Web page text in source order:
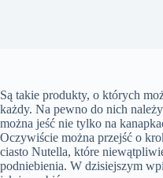
Są takie produkty, o których
każdy. Na pewno do nich
można jeść nie tylko na
Oczywiście można przejść o
ciasto Nutella, które
podniebienia. W dzisiejszym